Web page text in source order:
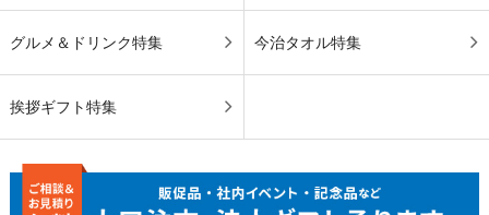
グルメ＆ドリンク特集 今治タオル特集
挨拶ギフト特集